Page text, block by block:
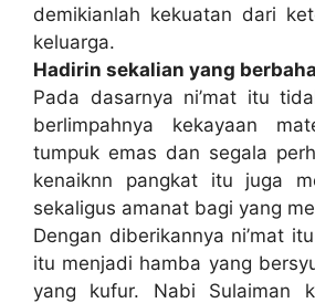
demikianlah kekuatan dari
keluarga.
Hadirin sekalian yang
Pada dasarnya ni’mat itu
berlimpahnya kekayaan
tumpuk emas dan segala
kenaiknn pangkat itu juga
sekaligus amanat bagi yang
Dengan diberikannya ni’mat
itu menjadi hamba yang
yang kufur. Nabi Sulaiman